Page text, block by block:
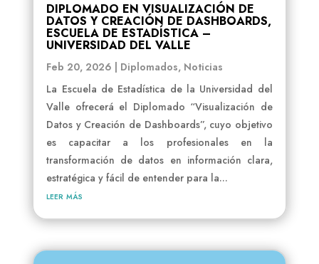
DIPLOMADO EN VISUALIZACIÓN DE
DATOS Y CREACIÓN DE DASHBOARDS,
ESCUELA DE ESTADÍSTICA –
UNIVERSIDAD DEL VALLE
Feb 20, 2026 Diplomados, Noticias
La Escuela de Estadística de la Universidad del
Valle ofrecerá el Diplomado “Visualización de
Datos y Creación de Dashboards”, cuyo objetivo
es capacitar a los profesionales en la
transformación de datos en información clara,
estratégica y fácil de entender para la...
leer más